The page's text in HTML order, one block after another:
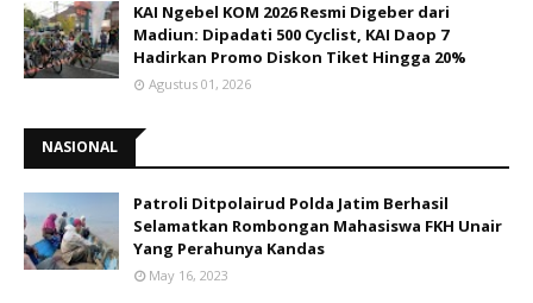
KAI Ngebel KOM 2026 Resmi Digeber dari
Madiun: Dipadati 500 Cyclist, KAI Daop 7
Hadirkan Promo Diskon Tiket Hingga 20%
Agustus 01, 2026
NASIONAL
Patroli Ditpolairud Polda Jatim Berhasil
Selamatkan Rombongan Mahasiswa FKH Unair
Yang Perahunya Kandas
May 16, 2023